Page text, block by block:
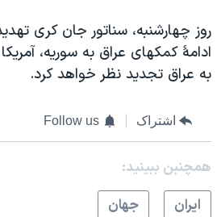
روز چهارشنبه، سناتور جان کری
ادامۀ کمکهای عراق به سوریه،
به عراق تجدید نظر خواهد کرد.
اشتراک Follow us
همچنبن ببینید:
ايران
جهان